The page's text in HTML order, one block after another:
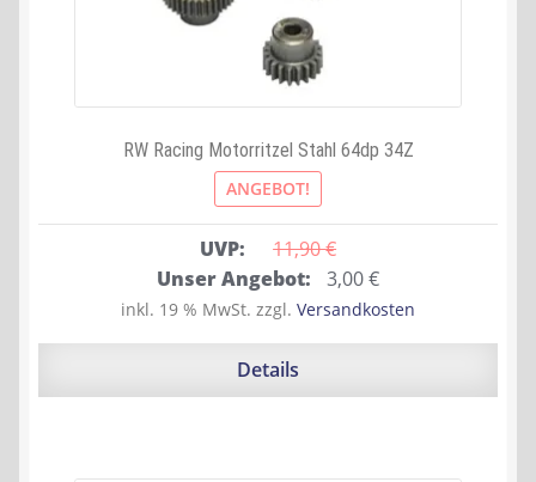
RW Racing Motorritzel Stahl 64dp 34Z
ANGEBOT!
UVP: 11,90 €
Ursprünglicher
Preis
war:
Unser Angebot: 3,00€Aktueller
Preis
ist:
inkl. 19 % MwSt. zzgl. Versandkosten
Details